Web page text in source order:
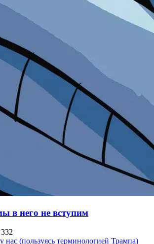
в него не вступим